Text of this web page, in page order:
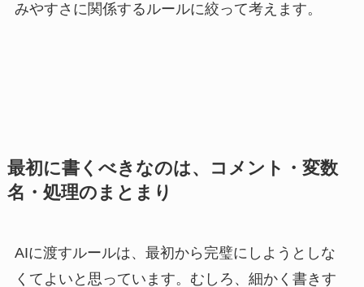
みやすさに関係するルールに絞って考えます。
最初に書くべきなのは、コメント・変数
名・処理のまとまり
AIに渡すルールは、最初から完璧にしようとしな
くてよいと思っています。むしろ、細かく書きす